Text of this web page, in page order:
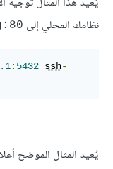
نظامك المحلي إلى
: 5432 ssh-
يُعيد المثال الموضح